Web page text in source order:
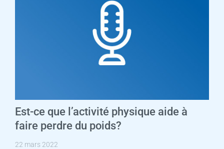
Est-ce que l’activité physique aide à
faire perdre du poids?
22 mars 2022